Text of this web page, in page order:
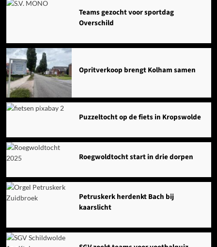
Teams gezocht voor sportdag
Overschild
Opritverkoop brengt Kolham samen
Puzzeltocht op de fiets in Kropswolde
Roegwoldtocht start in drie dorpen
Petruskerk herdenkt Bach bij
kaarslicht